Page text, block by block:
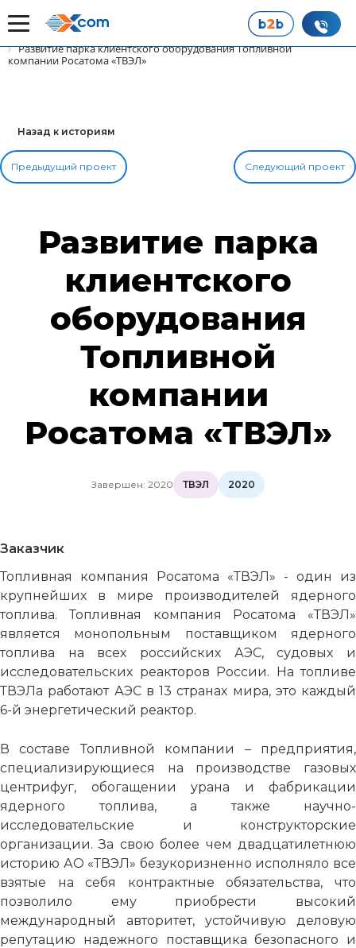
Главная
Наши истории успеха
Развитие парка клиентского оборудования Топливной
компании Росатома «ТВЭЛ»
Назад к историям
Предыдущий проект Следующий проект
Развитие парка
клиентского
оборудования
Топливной
компании
Росатома «ТВЭЛ»
Завершен: 2020 ТВЭЛ 2020
Заказчик
Топливная компания Росатома «ТВЭЛ» - один из
крупнейших в мире производителей ядерного
топлива. Топливная компания Росатома «ТВЭЛ»
является монопольным поставщиком ядерного
топлива на всех российских АЭС, судовых и
исследовательских реакторов России. На топливе
ТВЭЛа работают АЭС в 13 странах мира, это каждый
6-й энергетический реактор.
В составе Топливной компании – предприятия,
специализирующиеся на производстве газовых
центрифуг, обогащении урана и фабрикации
ядерного топлива, а также научно-
исследовательские и конструкторские
организации. За свою более чем двадцатилетнюю
историю АО «ТВЭЛ» безукоризненно исполняло все
взятые на себя контрактные обязательства, что
позволило ему приобрести высокий
международный авторитет, устойчивую деловую
репутацию надежного поставщика безопасного и